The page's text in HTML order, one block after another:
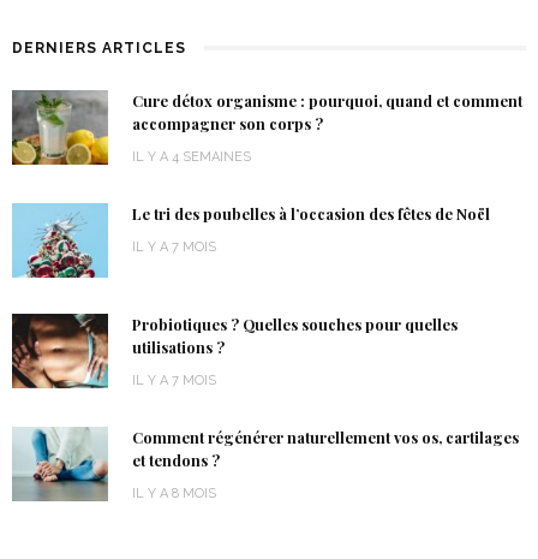
DERNIERS ARTICLES
Cure détox organisme : pourquoi, quand et comment
accompagner son corps ?
IL Y A 4 SEMAINES
Le tri des poubelles à l’occasion des fêtes de Noël
IL Y A 7 MOIS
Probiotiques ? Quelles souches pour quelles
utilisations ?
IL Y A 7 MOIS
Comment régénérer naturellement vos os, cartilages
et tendons ?
IL Y A 8 MOIS